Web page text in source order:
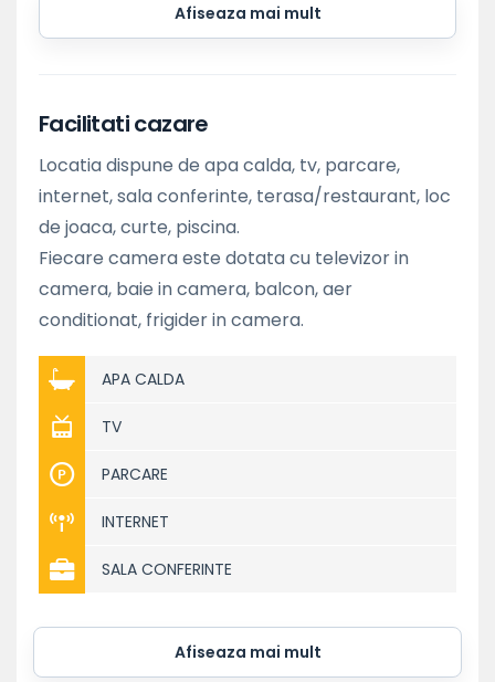
Afiseaza mai mult
Facilitati cazare
Locatia dispune de apa calda, tv, parcare,
internet, sala conferinte, terasa/restaurant, loc
de joaca, curte, piscina.
Fiecare camera este dotata cu televizor in
camera, baie in camera, balcon, aer
conditionat, frigider in camera.
APA CALDA
TV
PARCARE
INTERNET
SALA CONFERINTE
Afiseaza mai mult